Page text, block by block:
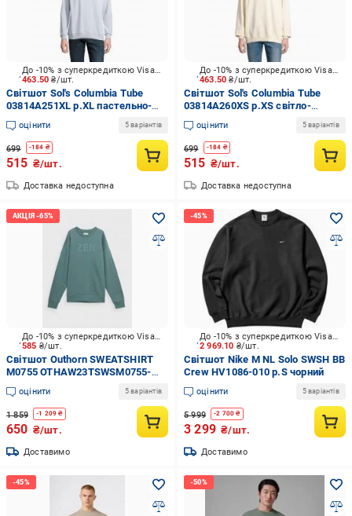
463.50₴/шт.
До -10% з суперкредиткою Visa Вигода
Світшот Sol's Columbia Tube
03814A251XL р.XL пастельно-
блакитний
оцінити 5 варіантів
699 -184 ₴
515 ₴/шт.
Доставка недоступна
463.50₴/шт.
До -10% з суперкредиткою Visa Вигода
Світшот Sol's Columbia Tube
03814A260XS р.XS світло-
лимонний
оцінити 5 варіантів
699 -184 ₴
515 ₴/шт.
Доставка недоступна
585 ₴/шт.
До -10% з суперкредиткою Visa Вигода
Світшот Outhorn SWEATSHIRT
M0755 OTHAW23TSWSM0755-
24S р.XL зелений
оцінити 5 варіантів
1 859 -1 209 ₴
650 ₴/шт.
Доставимо
2 969.10 ₴/шт.
До -10% з суперкредиткою Visa Вигода
Світшот Nike M NL Solo SWSH BB
Crew HV1086-010 р.S чорний
оцінити 5 варіантів
5 999 -2 700 ₴
3 299 ₴/шт.
Доставимо